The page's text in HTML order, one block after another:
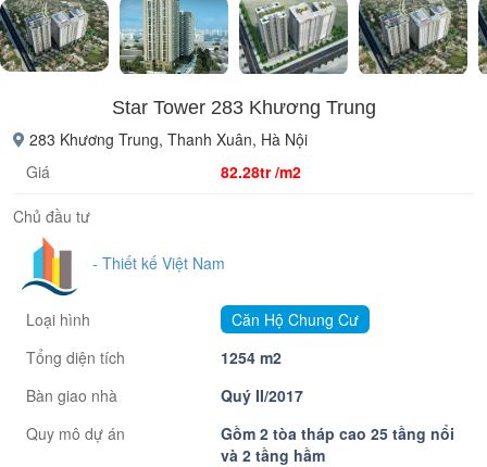
Star Tower 283 Khương Trung
283 Khương Trung, Thanh Xuân, Hà Nội
Giá
82.28tr /m2
Chủ đầu tư
- Thiết kế Việt Nam
Loại hình
Căn Hộ Chung Cư
Tổng diện tích
1254 m2
Bàn giao nhà
Quý II/2017
Quy mô dự án
Gồm 2 tòa tháp cao 25 tầng nổi
và 2 tầng hầm